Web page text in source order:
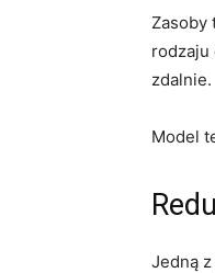
Zasoby
rodzaju
zdalnie.
Model
Jedną